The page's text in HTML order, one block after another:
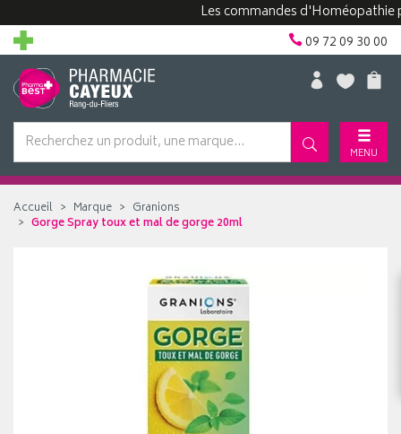
Les commandes d'Homéopathie
09 72 09 30 00
MENU
Accueil Marque
Granions
Gorge Spray toux et mal de gorge 20ml